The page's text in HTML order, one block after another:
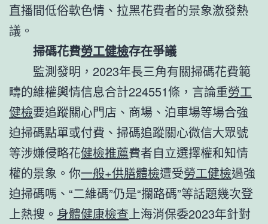
直播間低俗軟色情、拉黑花費者的景象激發熱
議。
掃碼花費勞工健檢存在爭議
監測發明，2023年長三角有關掃碼花費範
疇的維權輿情信息合計224551條，言論重勞工
健檢要追蹤關心門店、商場、泊車場等場合強
迫掃碼點單或付費、掃碼追蹤關心微信大眾號
等涉嫌侵略花健檢推薦費者自立選擇權和知情
權的景象。你一般+供膳體檢遭受勞工健檢過強
迫掃碼嗎、“二維碼”仍是“攔路碼”等話題幾次登
上熱搜。 身體健康檢查 上海消保委2023年針對